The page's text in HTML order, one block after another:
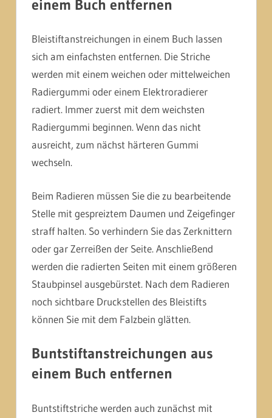
einem Buch entfernen
Bleistiftanstreichungen in einem Buch lassen
sich am einfachsten entfernen. Die Striche
werden mit einem weichen oder mittelweichen
Radiergummi oder einem Elektroradierer
radiert. Immer zuerst mit dem weichsten
Radiergummi beginnen. Wenn das nicht
ausreicht, zum nächst härteren Gummi
wechseln.
Beim Radieren müssen Sie die zu bearbeitende
Stelle mit gespreiztem Daumen und Zeigefinger
straff halten. So verhindern Sie das Zerknittern
oder gar Zerreißen der Seite. Anschließend
werden die radierten Seiten mit einem größeren
Staubpinsel ausgebürstet. Nach dem Radieren
noch sichtbare Druckstellen des Bleistifts
können Sie mit dem Falzbein glätten.
Buntstiftanstreichungen aus
einem Buch entfernen
Buntstiftstriche werden auch zunächst mit